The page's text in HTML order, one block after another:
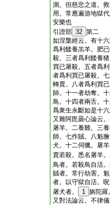
測。但慈悲之道。
用。常應遍游地獄
安樂也
引證部 32 第二
如涅槃經云。有十
爲利餧養羔羊。肥
殺。三者爲利餧養
買已屠殺。五者爲
者爲利買已屠殺。
轉賣。八者爲利買
師。十一者劫奪。
鳥。十四者兩舌。
爲衆生永斷如是十
又雜阿毘曇心論云
屠羊。二養雞。三
師。七作賊。八魁
犬。十二伺獵。屠
賣若殺。悉名屠羊
鳥者。若殺鳥自活
賊者。常行劫害。
者。以守獄自活。
屠犬者。
1 旃陀羅
又對法論云。不律